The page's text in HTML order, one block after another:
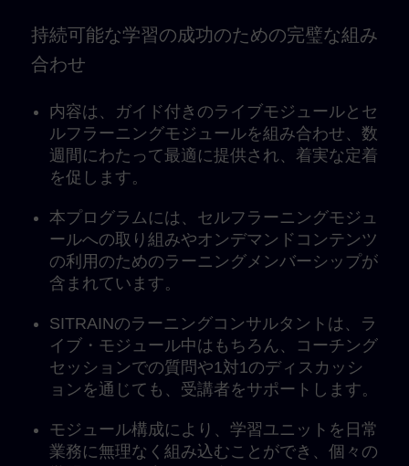
持続可能な学習の成功のための完璧な組み
合わせ
内容は、ガイド付きのライブモジュールとセ
ルフラーニングモジュールを組み合わせ、数
週間にわたって最適に提供され、着実な定着
を促します。
本プログラムには、セルフラーニングモジュ
ールへの取り組みやオンデマンドコンテンツ
の利用のためのラーニングメンバーシップが
含まれています。
SITRAINのラーニングコンサルタントは、ラ
イブ・モジュール中はもちろん、コーチング
セッションでの質問や1対1のディスカッシ
ョンを通じても、受講者をサポートします。
モジュール構成により、学習ユニットを日常
業務に無理なく組み込むことができ、個々の